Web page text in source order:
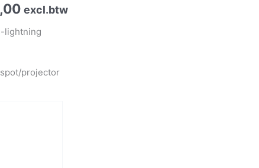
excl.btw
lightning
projector